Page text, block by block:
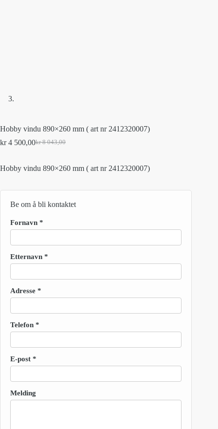
Hobby vindu 890×260 mm ( art nr 2412320007)
kr8 043,00
Original
kr 8
kr4 500,00Current
kr 4
Hobby vindu 890×260 mm ( art nr 2412320007)
Be om å bli kontaktet
Fornavn *
Etternavn *
Adresse *
Telefon *
E-post *
Melding